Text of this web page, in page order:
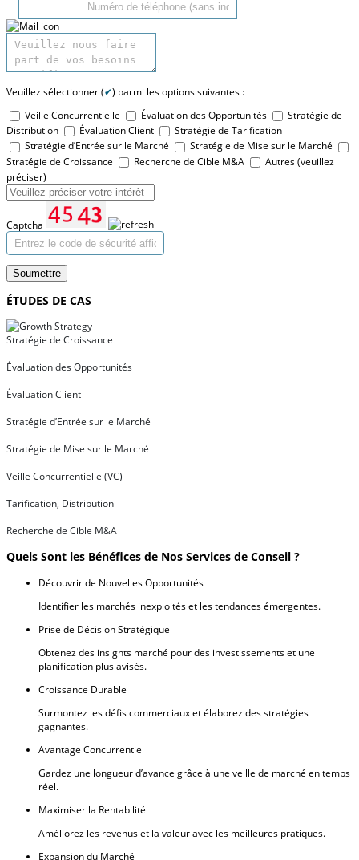
Veuillez sélectionner (✔) parmi les options suivantes :
Veille Concurrentielle
Évaluation des Opportunités
Stratégie de
Distribution
Évaluation Client
Stratégie de Tarification
Stratégie d’Entrée sur le Marché
Stratégie de Mise sur le Marché
Stratégie de Croissance
Recherche de Cible M&A
Autres (veuillez
préciser)
Captcha
Soumettre
ÉTUDES DE CAS
Stratégie de Croissance
Évaluation des Opportunités
Évaluation Client
Stratégie d’Entrée sur le Marché
Stratégie de Mise sur le Marché
Veille Concurrentielle (VC)
Tarification, Distribution
Recherche de Cible M&A
Quels Sont les Bénéfices de Nos Services de Conseil ?
Découvrir de Nouvelles Opportunités
Identifier les marchés inexploités et les tendances émergentes.
Prise de Décision Stratégique
Obtenez des insights marché pour des investissements et une
planification plus avisés.
Croissance Durable
Surmontez les défis commerciaux et élaborez des stratégies
gagnantes.
Avantage Concurrentiel
Gardez une longueur d’avance grâce à une veille de marché en temps
réel.
Maximiser la Rentabilité
Améliorez les revenus et la valeur avec les meilleures pratiques.
Expansion du Marché